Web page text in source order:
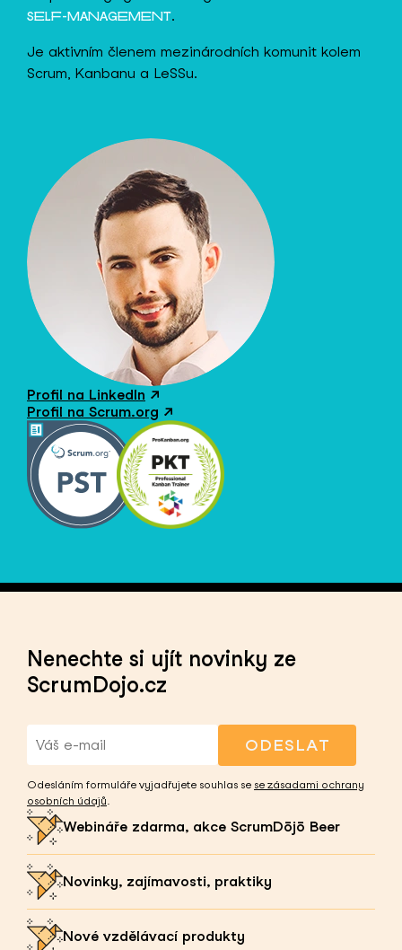
Nenechte si ujít novinky ze
ScrumDojo.cz
ODESLAT
Odesláním formuláře vyjadřujete souhlas se se zásadami ochrany
osobních údajů.
Webináře zdarma, akce ScrumDōjō Beer
Novinky, zajímavosti, praktiky
Nové vzdělávací produkty
SELF-MANAGEMENT.
Je aktivním členem mezinárodních komunit kolem
Scrum, Kanbanu a LeSSu.
Profil na LinkedIn ↗
Profil na Scrum.org ↗